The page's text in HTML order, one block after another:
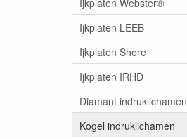
Ijkplaten LEEB
Ijkplaten Shore
Ijkplaten IRHD
Diamant indruklichamen
Kogel indruklichamen